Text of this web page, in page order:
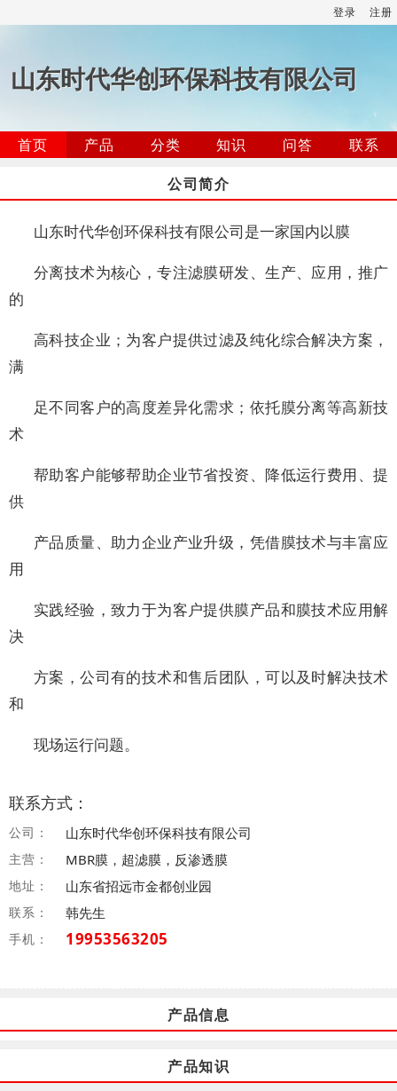
登录 注册
山东时代华创环保科技有限公司
首页 产品 分类 知识 问答
联系
公司简介
山东时代华创环保科技有限公司是一家国内以膜
分离技术为核心，专注滤膜研发、生产、应用，推广
的
高科技企业；为客户提供过滤及纯化综合解决方案，
满
足不同客户的高度差异化需求；依托膜分离等高新技
术
帮助客户能够帮助企业节省投资、降低运行费用、提
供
产品质量、助力企业产业升级，凭借膜技术与丰富应
用
实践经验，致力于为客户提供膜产品和膜技术应用解
决
方案，公司有的技术和售后团队，可以及时解决技术
和
现场运行问题。
联系方式：
公司： 山东时代华创环保科技有限公司
主营： MBR膜，超滤膜，反渗透膜
地址： 山东省招远市金都创业园
联系： 韩先生
手机： 19953563205
产品信息
产品知识